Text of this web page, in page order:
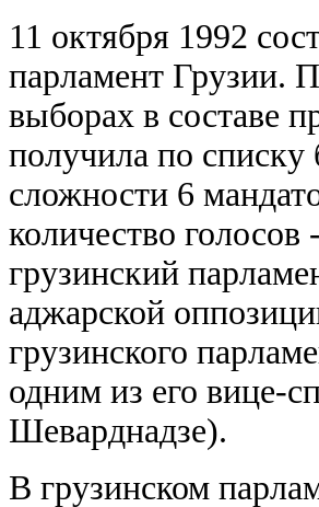
11 октября 1992
парламент Грузии.
выборах в составе
получила по
сложности 6
количество
грузинский
аджарской
грузинского
одним из его вице-
Шеварднадзе).
В грузинском